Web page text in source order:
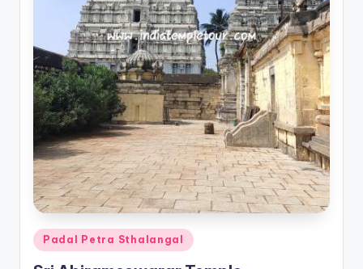
Posted
in
Padal Petra Sthalangal